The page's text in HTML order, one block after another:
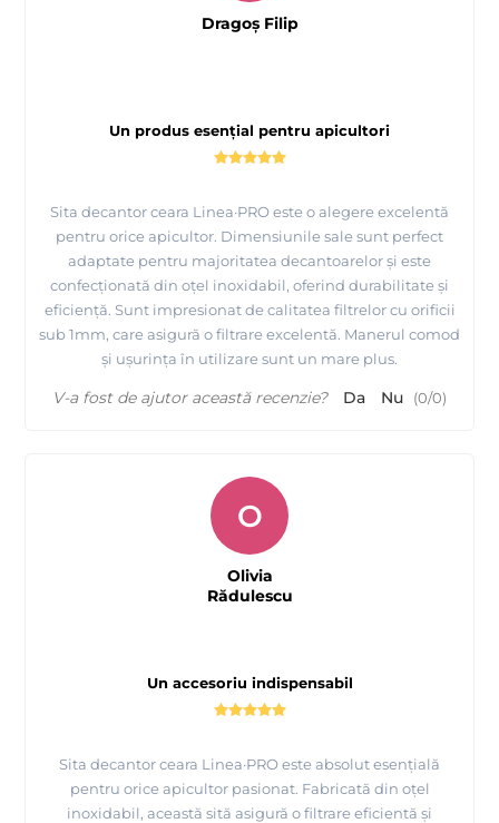
Un produs esențial pentru apicultori
Sita decantor ceara Linea·PRO este o alegere excelentă
pentru orice apicultor. Dimensiunile sale sunt perfect
adaptate pentru majoritatea decantoarelor și este
confecționată din oțel inoxidabil, oferind durabilitate și
eficiență. Sunt impresionat de calitatea filtrelor cu orificii
sub 1mm, care asigură o filtrare excelentă. Manerul comod
și ușurința în utilizare sunt un mare plus.
Dragoș Filip
V-a fost de ajutor această recenzie? Da Nu (0/0)
Un accesoriu indispensabil
Sita decantor ceara Linea·PRO este absolut esențială
pentru orice apicultor pasionat. Fabricată din oțel
inoxidabil, această sită asigură o filtrare eficientă și
O
Olivia
Rădulescu